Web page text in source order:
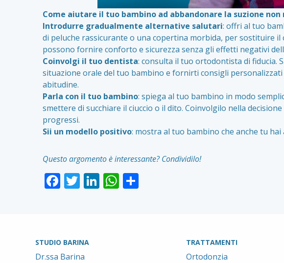
Come aiutare il tuo bambino ad abbandonare la suzione
Introdurre gradualmente alternative salutari: offri al tuo
di peluche rassicurante o una copertina morbida, per sostituire il
possono fornire conforto e sicurezza senza gli effetti negativi
Coinvolgi il tuo dentista: consulta il tuo ortodontista di fiducia.
situazione orale del tuo bambino e fornirti consigli
abitudine.
Parla con il tuo bambino: spiega al tuo bambino in modo
smettere di succhiare il ciuccio o il dito. Coinvolgilo nella
progressi.
Sii un modello positivo: mostra al tuo bambino che anche tu
Questo argomento è interessante? Condividilo!
Facebook
Twitter
LinkedIn
WhatsApp
STUDIO BARINA
Dr.ssa Barina
TRATTAMENTI
Ortodonzia